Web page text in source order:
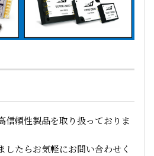
信頼性製品を取り扱っておりま
したらお気軽にお問い合わせく